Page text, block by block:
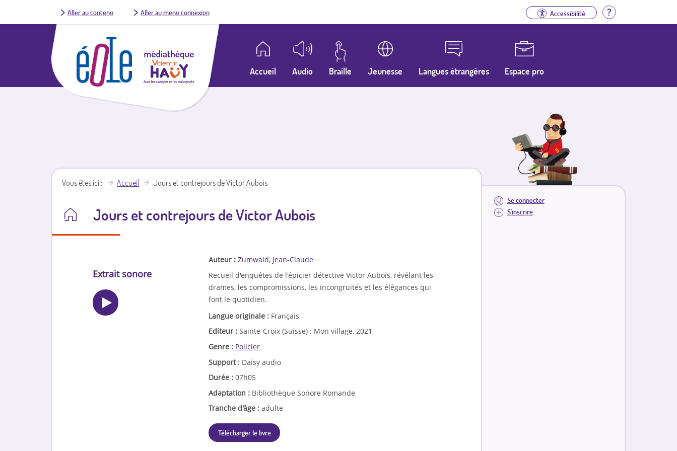
Aller au contenu Aller au menu connexion Accessibilité Aide
Accueil Audio Braille Jeunesse Langues étrangères Espace pro
Se connecter
S'inscrire
Vous êtes ici Accueil Jours et contrejours de Victor Aubois
Jours et contrejours de Victor Aubois
Auteur : Zumwald, Jean-Claude
Recueil d'enquêtes de l'épicier détective Victor Aubois, révélant les
drames, les compromissions, les incongruités et les élégances qui
font le quotidien.
Langue originale : Français
Editeur : Sainte-Croix (Suisse) : Mon village, 2021
Genre : Policier
Support : Daisy audio
Durée : 07h05
Adaptation : Bibliothèque Sonore Romande
Tranche d'âge : adulte
Télécharger le livre
Extrait sonore